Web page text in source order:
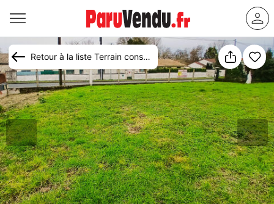
Retour à la liste Terrain constructible à vendre Meschers-sur-Gironde